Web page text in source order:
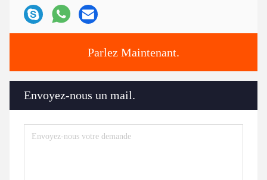
Parlez Maintenant.
Envoyez-nous un mail.